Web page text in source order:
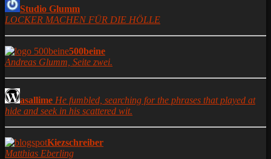
Studio Glumm
LOCKER MACHEN FÜR DIE HÖLLE
500beine
Andreas Glumm, Seite zwei.
asallime He fumbled, searching for the phrases that played at
hide and seek in his scattered wit.
Kiezschreiber
Matthias Eberling